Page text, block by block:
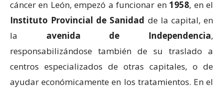
cáncer en León,empezó a funcionar en1958, en el
Instituto Provincial de Sanidad de la capital, en
la avenida de Independencia,
responsabilizándose también de su traslado a
centros especializados de otras capitales, o de
ayudar económicamente en los tratamientos. En el